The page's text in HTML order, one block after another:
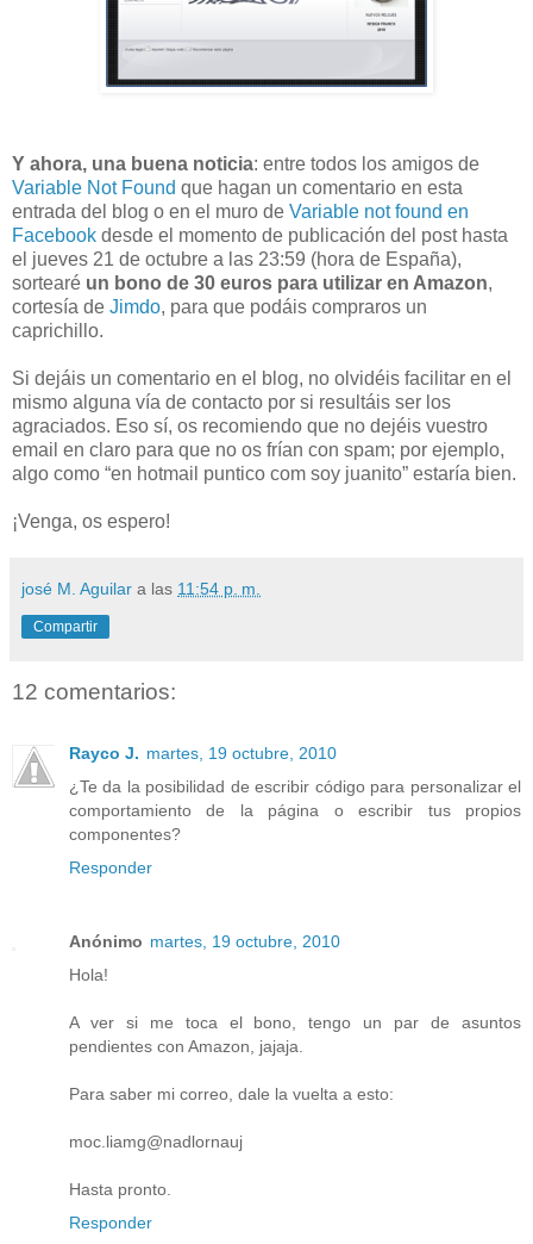
Y ahora, una buena noticia: entre todos los amigos de
Variable Not Found que hagan un comentario en esta
entrada del blog o en el muro de Variable not found en
Facebook desde el momento de publicación del post hasta
el jueves 21 de octubre a las 23:59 (hora de España),
sortearé un bono de 30 euros para utilizar en Amazon,
cortesía de Jimdo, para que podáis compraros un
caprichillo.
Si dejáis un comentario en el blog, no olvidéis facilitar en el
mismo alguna vía de contacto por si resultáis ser los
agraciados. Eso sí, os recomiendo que no dejéis vuestro
email en claro para que no os frían con spam; por ejemplo,
algo como “en hotmail puntico com soy juanito” estaría bien.
¡Venga, os espero!
josé M. Aguilar a las 11:54 p. m.
Compartir
12 comentarios:
Rayco J. martes, 19 octubre, 2010
¿Te da la posibilidad de escribir código para personalizar el
comportamiento de la página o escribir tus propios
componentes?
Responder
Anónimo martes, 19 octubre, 2010
Hola!
A ver si me toca el bono, tengo un par de asuntos
pendientes con Amazon, jajaja.
Para saber mi correo, dale la vuelta a esto:
moc.liamg@nadlornauj
Hasta pronto.
Responder